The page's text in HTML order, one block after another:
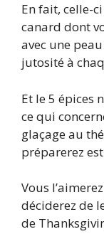
En fait, celle-
canard dont
avec une
jutosité à
Et le 5 épices
ce qui
glaçage au
préparerez
Vous
déciderez de
de